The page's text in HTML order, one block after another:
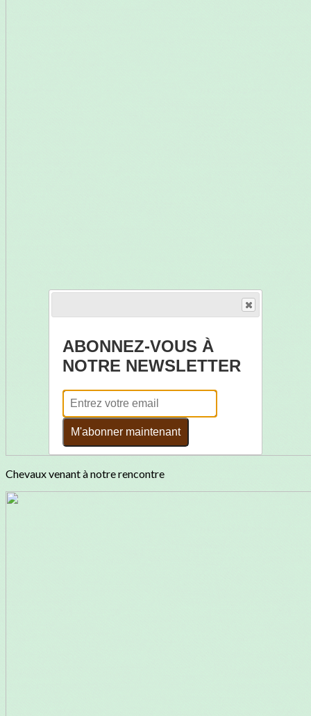
Chevaux venant à notre rencontre
ABONNEZ-VOUS À
NOTRE NEWSLETTER
M'abonner maintenant